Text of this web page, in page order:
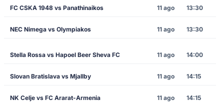
FC CSKA 1948 vs Panathinaikos 11 ago 13:30
NEC Nimega vs Olympiakos 11 ago 13:30
Stella Rossa vs Hapoel Beer Sheva FC 11 ago 14:00
Slovan Bratislava vs Mjallby 11 ago 14:15
NK Celje vs FC Ararat-Armenia 11 ago 14:15